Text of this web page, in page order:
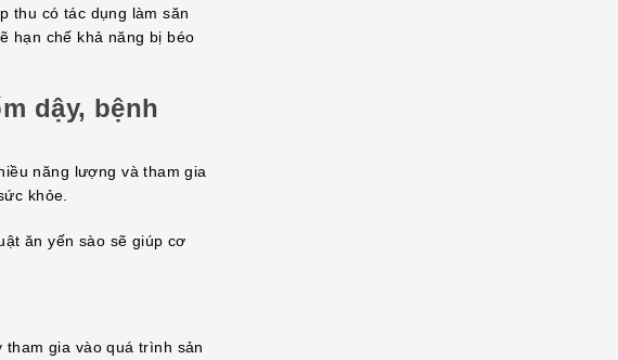
thu có tác dụng làm săn
hạn chế khả năng bị béo
dậy, bệnh
năng lượng và tham gia
khỏe.
ăn yến sào sẽ giúp cơ
gia vào quá trình sản